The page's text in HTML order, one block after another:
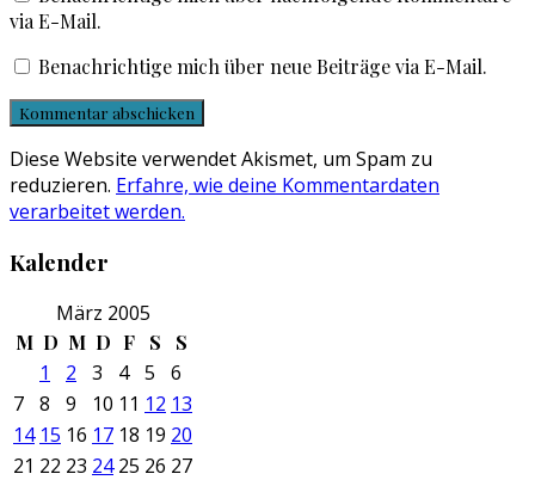
via E-Mail.
Benachrichtige mich über neue Beiträge via E-Mail.
Diese Website verwendet Akismet, um Spam zu
reduzieren. Erfahre, wie deine Kommentardaten
verarbeitet werden.
Kalender
März 2005
M D M D F S S
1 2 3 4 5
6
7 8 9 10 11 12 13
14 15 16 17 18 19 20
21 22 23 24 25 26 27